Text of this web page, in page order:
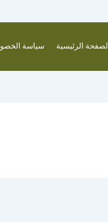
الصفحة الرئيسية سياسة